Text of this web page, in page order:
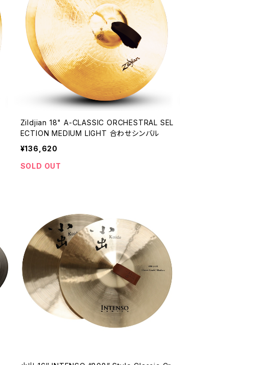
Zildjian 18" A-CLASSIC ORCHESTRAL SEL
ECTION MEDIUM LIGHT 合わせシンバル
¥136,620
SOLD OUT